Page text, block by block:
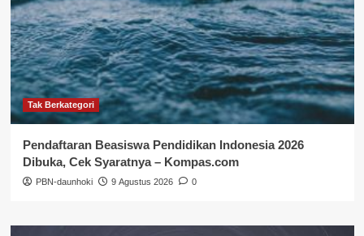
Tak Berkategori
Pendaftaran Beasiswa Pendidikan Indonesia 2026
Dibuka, Cek Syaratnya – Kompas.com
PBN-daunhoki 9 Agustus 2026 0